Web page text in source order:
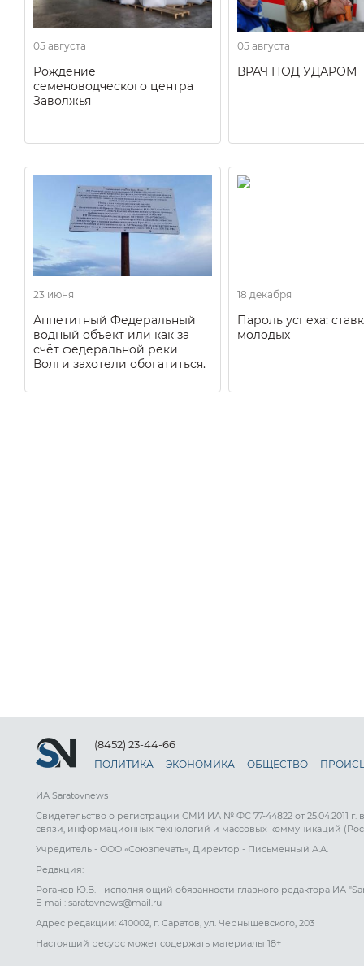
05 августа
Рождение
семеноводческого центра
Заволжья
05 августа
ВРАЧ ПОД УДАРОМ
23 июня
Аппетитный Федеральный
водный объект или как за
счёт федеральной реки
Волги захотели обогатиться.
18 декабря
Пароль успеха:
молодых
(8452) 23-44-66
ПОЛИТИКА ЭКОНОМИКА ОБЩЕСТВО
ИА Saratovnews
Свидетельство о регистрации СМИ ИА № ФС 77-44822 от 25.04.2011
связи, информационных технологий и массовых коммуникаций
Учредитель - ООО «Союзпечать», Директор - Письменный А.А.
Редакция:
Роганов Ю.В. - исполняющий обязанности главного редактора ИА
E-mail: saratovnews@mail.ru
Адрес редакции: 410002, г. Саратов, ул. Чернышевского, 203
Настоящий ресурс может содержать материалы 18+